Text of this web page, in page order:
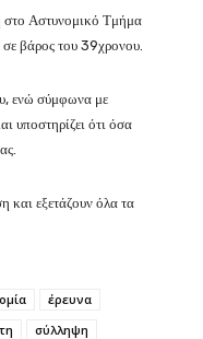
στο Αστυνομικό Τμήμα
βάρος του 39χρονου.
ενώ σύμφωνα με
υποστηρίζει ότι όσα
και εξετάζουν όλα τα
έρευνα
σύλληψη